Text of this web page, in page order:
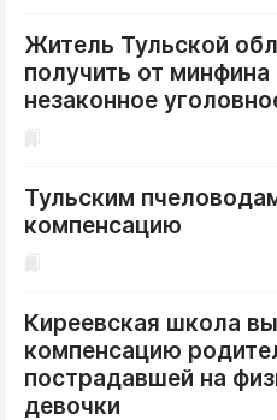
Житель Тульской
получить от
незаконное
Тульским
компенсацию
Киреевская школа
компенсацию
пострадавшей на
девочки